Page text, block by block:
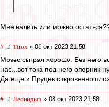
Мне валить или можно
# Tirox » 08 окт 2023 21:58
Мозес сыграл хорошо. Без него
нас...вот тока под него опорник
Да еще и Пруцев откровенно
# Леонидыч » 08 окт 2023 21:58